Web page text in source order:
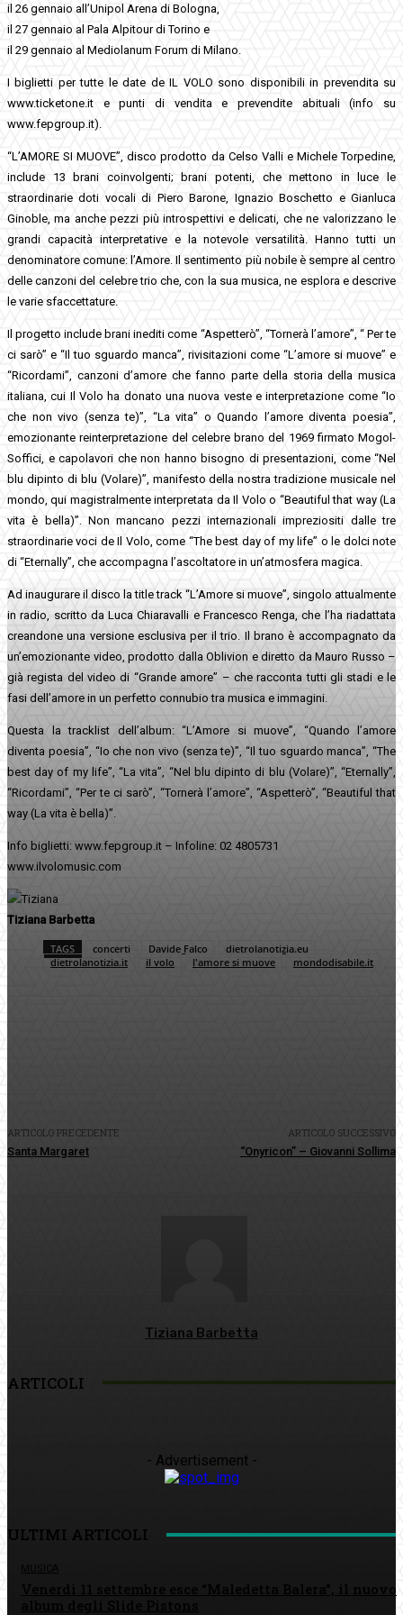
il 26 gennaio all’Unipol Arena di Bologna,
il 27 gennaio al Pala Alpitour di Torino e
il 29 gennaio al Mediolanum Forum di Milano.
I biglietti per tutte le date de IL VOLO sono disponibili in prevendita su
www.ticketone.it e punti di vendita e prevendite abituali (info su
www.fepgroup.it).
“L’AMORE SI MUOVE”, disco prodotto da Celso Valli e Michele Torpedine,
include 13 brani coinvolgenti; brani potenti, che mettono in luce le
straordinarie doti vocali di Piero Barone, Ignazio Boschetto e Gianluca
Ginoble, ma anche pezzi più introspettivi e delicati, che ne valorizzano le
grandi capacità interpretative e la notevole versatilità. Hanno tutti un
denominatore comune: l’Amore. Il sentimento più nobile è sempre al centro
delle canzoni del celebre trio che, con la sua musica, ne esplora e descrive
le varie sfaccettature.
Il progetto include brani inediti come “Aspetterò”, “Tornerà l’amore”, “ Per te
ci sarò” e “Il tuo sguardo manca”, rivisitazioni come “L’amore si muove” e
“Ricordami”, canzoni d’amore che fanno parte della storia della musica
italiana, cui Il Volo ha donato una nuova veste e interpretazione come “Io
che non vivo (senza te)”, “La vita” o Quando l’amore diventa poesia”,
emozionante reinterpretazione del celebre brano del 1969 firmato Mogol-
Soffici, e capolavori che non hanno bisogno di presentazioni, come “Nel
blu dipinto di blu (Volare)”, manifesto della nostra tradizione musicale nel
mondo, qui magistralmente interpretata da Il Volo o “Beautiful that way (La
vita è bella)”. Non mancano pezzi internazionali impreziositi dalle tre
straordinarie voci de Il Volo, come “The best day of my life” o le dolci note
di “Eternally”, che accompagna l’ascoltatore in un’atmosfera magica.
Ad inaugurare il disco la title track “L’Amore si muove”, singolo attualmente
in radio, scritto da Luca Chiaravalli e Francesco Renga, che l’ha riadattata
creandone una versione esclusiva per il trio. Il brano è accompagnato da
un’emozionante video, prodotto dalla Oblivion e diretto da Mauro Russo –
già regista del video di “Grande amore” – che racconta tutti gli stadi e le
fasi dell’amore in un perfetto connubio tra musica e immagini.
Questa la tracklist dell’album: “L’Amore si muove”, “Quando l’amore
diventa poesia”, “Io che non vivo (senza te)”, “Il tuo sguardo manca”, “The
best day of my life”, “La vita”, “Nel blu dipinto di blu (Volare)”, “Eternally”,
“Ricordami”, “Per te ci sarò”, “Tornerà l’amore”, “Aspetterò”, “Beautiful that
way (La vita è bella)”.
Info biglietti: www.fepgroup.it – Infoline: 02 4805731
www.ilvolomusic.com
Tiziana Barbetta
TAGS concerti Davide Falco
dietrolanotizia.eu
dietrolanotizia.it
il volo l'amore si muove mondodisabile.it
ARTICOLO PRECEDENTE
Santa Margaret
ARTICOLO SUCCESSIVO
“Onyricon” – Giovanni Sollima
Tiziana Barbetta
ARTICOLI
- Advertisement -
ULTIMI ARTICOLI